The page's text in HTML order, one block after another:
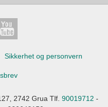
Sikkerhet og personvern
2742 Grua Tlf. 90019712 -